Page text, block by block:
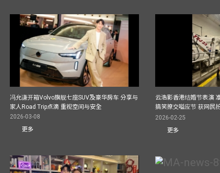
冯允谦开箱Volvo旗舰七座SUV及豪华房车 分享与
家人Road Trip点滴 重视空间与安全
2026-03-08
更多
云浩影香港结婚节表演
搞笑撩交嗌应节 获网民
2026-02-25
更多